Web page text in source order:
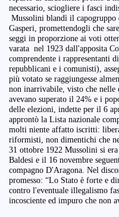
necessario, sciogliere i fasci
Mussolini blandì il
Gasperi, promettendogli che
seggi in proporzione ai voti
varata nel 1923 dall'apposita
comprendente i rappresentanti
repubblicani e i comunisti),
più votato se raggiungesse
non inarrivabile, visto che nelle
avevano superato il 24% e i
delle elezioni, indette per il 6
approntò la Lista nazionale
molti niente affatto iscritti:
riformisti, non dimentichi che
31 ottobre 1922 Mussolini si
Baldesi e il 16 novembre
compagno D'Aragona. Nel
promesso: “Lo Stato è forte e
contro l'eventuale illegalismo
incosciente ed impuro che non